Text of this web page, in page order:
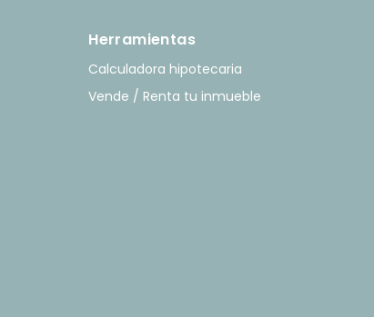
Herramientas
Calculadora hipotecaria
Vende / Renta tu inmueble